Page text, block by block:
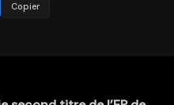
Copier